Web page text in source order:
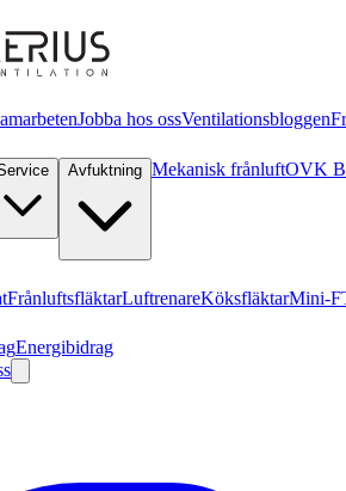
Jobba hos ossVentilationsbloggen
Avfuktning Mekanisk frånluftOVK
FrånluftsfläktarLuftrenareKöksfläktarMini-
Energibidrag